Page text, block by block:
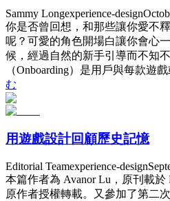
Sammy Longexperience-design
你是否曾回想，和那些讓你愛不
呢？可愛的角色開場白讓你會心
候，經過自然的新手引導而不知
（Onboarding）是用戶與每款遊
む
用遊戲設計回顧歷史記憶
Editorial Teamexperience-design
本篇作者為 Avanor Lu，原刊載於
原作者授權轉載。又參加了第二